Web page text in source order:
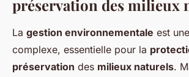
préservation des milieux
La gestion environnementale est
complexe, essentielle pour la
préservation des milieux naturels.